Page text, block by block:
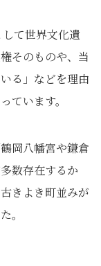
て世界文化遺
そのものや、当
る」などを理由
ています。
岡八幡宮や鎌倉
数存在するか
きよき町並みが
。